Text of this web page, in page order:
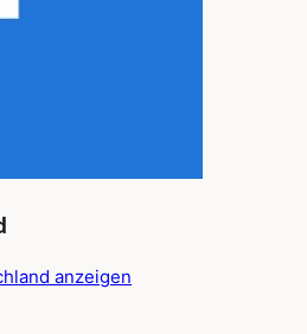
anzeigen